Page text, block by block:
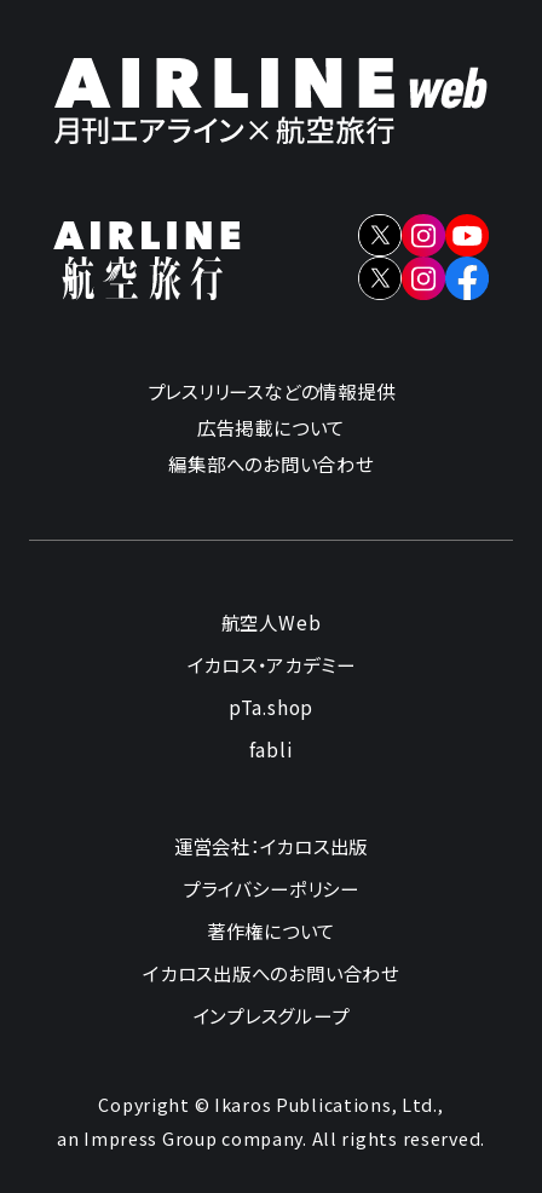
プレスリリースなどの情報提供
広告掲載について
編集部へのお問い合わせ
航空人Web
イカロス・アカデミー
pTa.shop
fabli
運営会社：イカロス出版
プライバシーポリシー
著作権について
イカロス出版へのお問い合わせ
インプレスグループ
Copyright © Ikaros Publications, Ltd.,
an Impress Group company. All rights reserved.